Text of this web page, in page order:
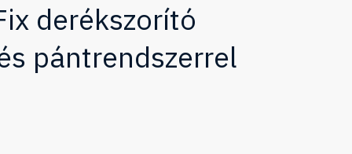
derékszorító
pántrendszerrel